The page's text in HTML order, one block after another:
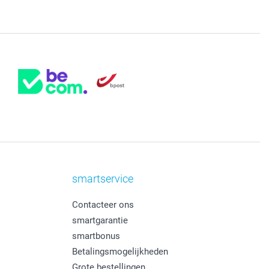
smartservice
Contacteer ons
smartgarantie
smartbonus
Betalingsmogelijkheden